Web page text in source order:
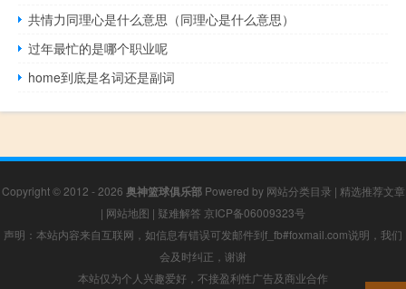
共情力同理心是什么意思（同理心是什么意思）
过年最忙的是哪个职业呢
home到底是名词还是副词
Copyright © 2012 - 2026 奥神篮球俱乐部Powered by 网站分类目录 | 精选推荐文章
| 网站地图 | 疑难解答 京ICP备06009323号
声明：本站内容来自互联网，如信息有错误可发邮件到f_fb#foxmail.com说明，我们
会及时纠正，谢谢
本站仅为个人兴趣爱好，不接盈利性广告及商业合作